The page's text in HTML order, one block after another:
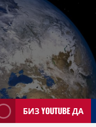
БИЗ YOUTUBE ДА